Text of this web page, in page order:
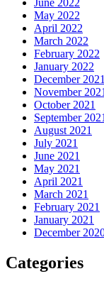
June 2022
May 2022
April 2022
March 2022
February 2022
January 2022
December 2021
November
October 2021
September
August 2021
July 2021
June 2021
May 2021
April 2021
March 2021
February 2021
January 2021
December
Categories